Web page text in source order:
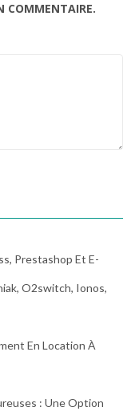
COMMENTAIRE.
Prestashop Et E-
O2switch, Ionos,
En Location À
: Une Option